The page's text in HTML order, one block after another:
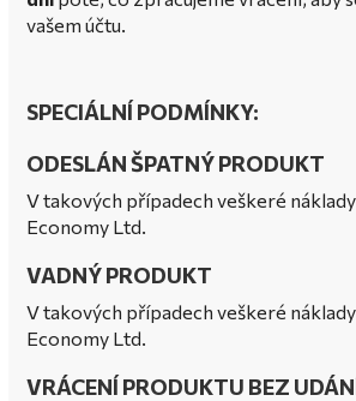
vašem účtu.
SPECIÁLNÍ PODMÍNKY:
ODESLÁN ŠPATNÝ PRODUKT
V takových případech veškeré
Economy Ltd.
VADNÝ PRODUKT
V takových případech veškeré
Economy Ltd.
VRÁCENÍ PRODUKTU BEZ